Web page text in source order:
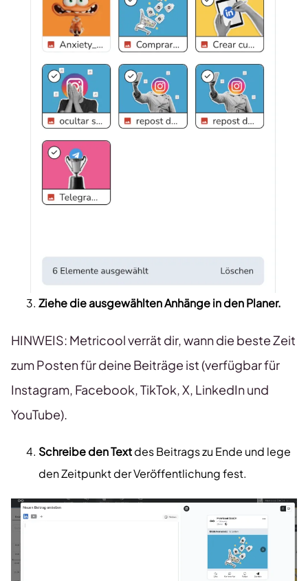
Ziehe die ausgewählten Anhänge in den Planer.
HINWEIS: Metricool verrät dir, wann die beste Zeit
zum Posten für deine Beiträge ist (verfügbar für
Instagram, Facebook, TikTok, X, LinkedIn und
YouTube).
Schreibe den Textdes Beitrags zu Ende und lege
den Zeitpunkt der Veröffentlichung fest.